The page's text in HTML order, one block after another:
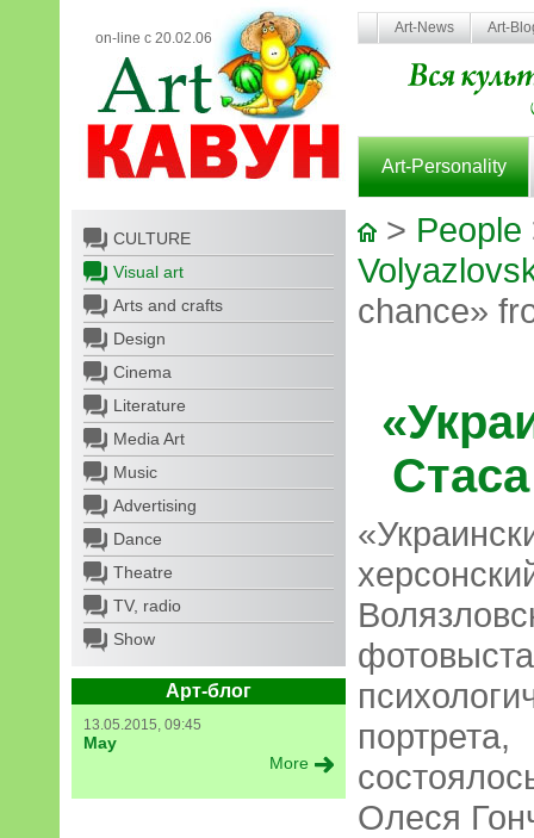
on-line с 20.02.06
Art-News Art-
Art-Personality
CULTURE
Visual art
Arts and crafts
Design
Cinema
Literature
Media Art
Music
Advertising
Dance
Theatre
TV, radio
Show
Арт-блог
13.05.2015, 09:45
May
More
> People
chance»
Олеся